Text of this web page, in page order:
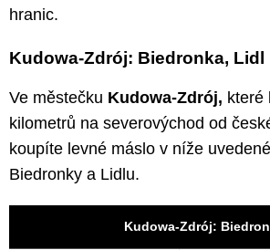
hranic.
Kudowa-Zdrój: Biedronka, Lidl
Ve městečku Kudowa-Zdrój, které
kilometrů na severovýchod od
koupíte levné máslo v níže
Biedronky a Lidlu.
Kudowa-Zdrój: